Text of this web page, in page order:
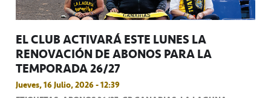
EL CLUB ACTIVARÁ ESTE LUNES LA
RENOVACIÓN DE ABONOS PARA LA
TEMPORADA 26/27
Jueves, 16 Julio, 2026 - 12:39